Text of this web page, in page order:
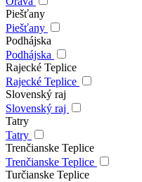
Piešťany
Piešťany
Podhájska
Podhájska
Rajecké Teplice
Rajecké Teplice
Slovenský raj
Slovenský raj
Tatry
Tatry
Trenčianske Teplice
Trenčianske Teplice
Turčianske Teplice